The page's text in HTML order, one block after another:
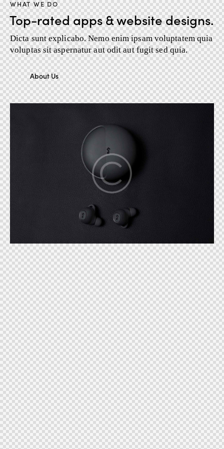
WHAT WE DO
Top-rated apps & website designs.
Dicta sunt explicabo. Nemo enim ipsam voluptatem quia
voluptas sit aspernatur aut odit aut fugit sed quia.
About Us